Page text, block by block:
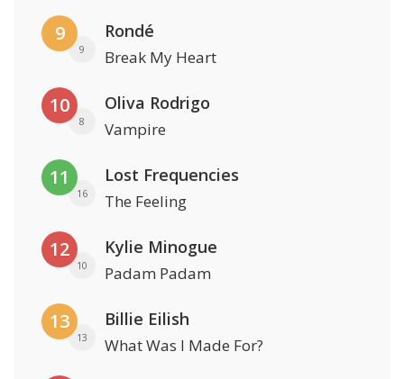
9
9
Rondé
Break My Heart
10
8
Oliva Rodrigo
Vampire
11
16
Lost Frequencies
The Feeling
12
10
Kylie Minogue
Padam Padam
13
13
Billie Eilish
What Was I Made For?